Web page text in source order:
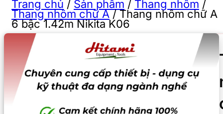
Trang chủ / Sản phẩm / Thang nhôm /
Thang nhôm chữ A/Thang nhôm chữ A
6 bậc 1.42m Nikita K06